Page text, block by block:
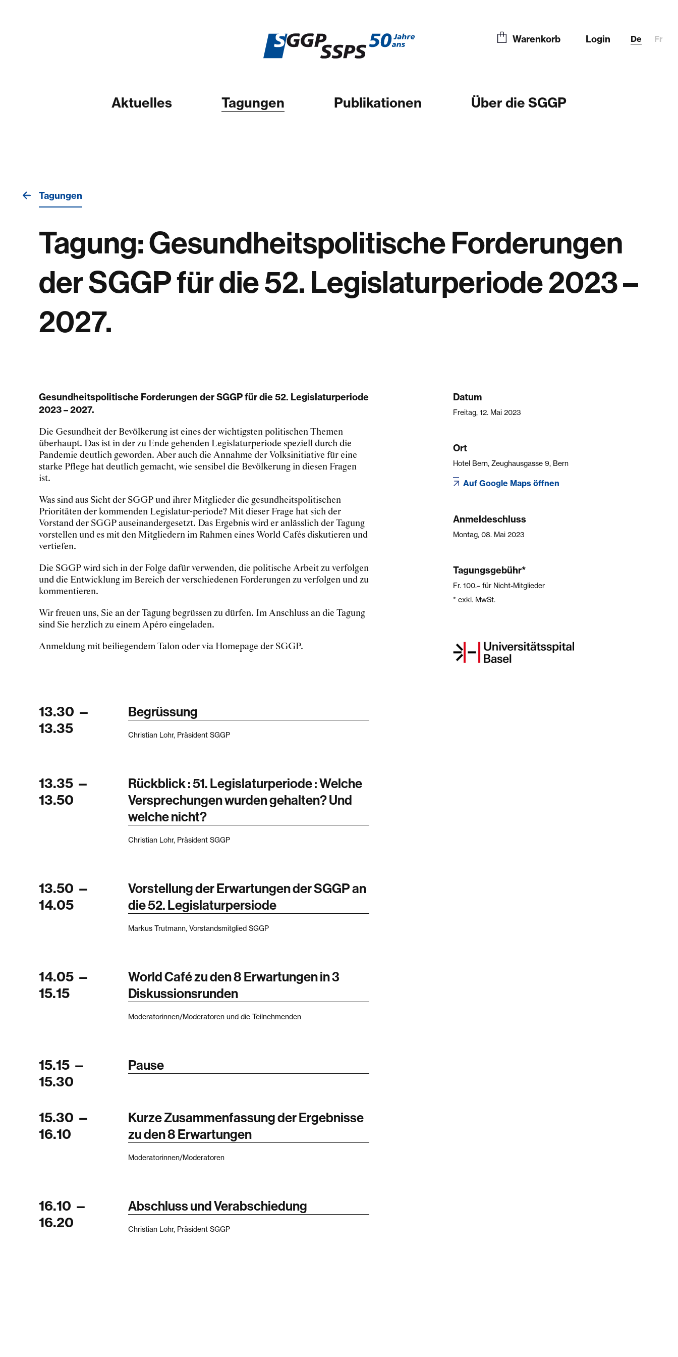
Warenkorb Login De Fr
Aktuelles Tagungen Publikationen Über die SGGP
Tagungen
Tagung: Gesundheitspolitische Forderungen
der SGGP für die 52. Legislaturperiode 2023 –
2027.
Gesundheitspolitische Forderungen der SGGP für die 52. Legislaturperiode
2023 – 2027.
Die Gesundheit der Bevölkerung ist eines der wichtigsten politischen Themen
überhaupt. Das ist in der zu Ende gehenden Legislaturperiode speziell durch die
Pandemie deutlich geworden. Aber auch die Annahme der Volksinitiative für eine
starke Pflege hat deutlich gemacht, wie sensibel die Bevölkerung in diesen Fragen
ist.
Was sind aus Sicht der SGGP und ihrer Mitglieder die gesundheitspolitischen
Prioritäten der kommenden Legislatur-periode? Mit dieser Frage hat sich der
Vorstand der SGGP auseinandergesetzt. Das Ergebnis wird er anlässlich der Tagung
vorstellen und es mit den Mitgliedern im Rahmen eines World Cafés diskutieren und
vertiefen.
Die SGGP wird sich in der Folge dafür verwenden, die politische Arbeit zu verfolgen
und die Entwicklung im Bereich der verschiedenen Forderungen zu verfolgen und zu
kommentieren.
Wir freuen uns, Sie an der Tagung begrüssen zu dürfen. Im Anschluss an die Tagung
sind Sie herzlich zu einem Apéro eingeladen.
Anmeldung mit beiliegendem Talon oder via Homepage der SGGP.
13.30 —
13.35
Begrüssung
Christian Lohr, Präsident SGGP
13.35 —
13.50
Rückblick : 51. Legislaturperiode : Welche
Versprechungen wurden gehalten? Und
welche nicht?
Christian Lohr, Präsident SGGP
13.50 —
14.05
Vorstellung der Erwartungen der SGGP an
die 52. Legislaturpersiode
Markus Trutmann, Vorstandsmitglied SGGP
14.05 —
15.15
World Café zu den 8 Erwartungen in 3
Diskussionsrunden
Moderatorinnen/Moderatoren und die Teilnehmenden
15.15 —
15.30
Pause
15.30 —
16.10
Kurze Zusammenfassung der Ergebnisse
zu den 8 Erwartungen
Moderatorinnen/Moderatoren
16.10 —
16.20
Abschluss und Verabschiedung
Christian Lohr, Präsident SGGP
Datum
Freitag, 12. Mai 2023
Ort
Hotel Bern, Zeughausgasse 9, Bern
Auf Google Maps öffnen
Anmeldeschluss
Montag, 08. Mai 2023
Tagungsgebühr*
Fr. 100.– für Nicht-Mitglieder
* exkl. MwSt.